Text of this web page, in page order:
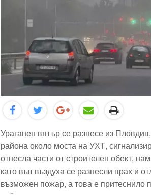
Ураганен вятър се разнесе из
района около моста на УХТ,
отнесла части от строителен обект,
като във въздуха се разнесли прах и
възможен пожар, а това е притеснило